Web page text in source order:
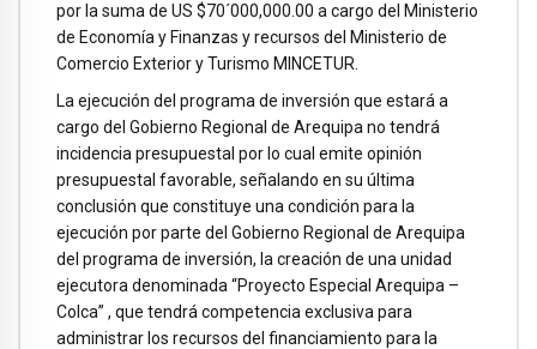
por la suma de US $70´000,000.00 a cargo del Ministerio
de Economía y Finanzas y recursos del Ministerio de
Comercio Exterior y Turismo MINCETUR.
La ejecución del programa de inversión que estará a
cargo del Gobierno Regional de Arequipa no tendrá
incidencia presupuestal por lo cual emite opinión
presupuestal favorable, señalando en su última
conclusión que constituye una condición para la
ejecución por parte del Gobierno Regional de Arequipa
del programa de inversión, la creación de una unidad
ejecutora denominada “Proyecto Especial Arequipa –
Colca” , que tendrá competencia exclusiva para
administrar los recursos del financiamiento para la